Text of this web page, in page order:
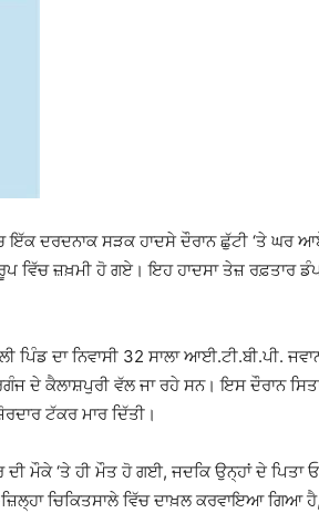
ਇੱਕ ਦਰਦਨਾਕ ਸੜਕ ਹਾਦਸੇ ਦੌਰਾਨ ਛੁੱਟੀ ‘ਤੇ ਘਰ
ਵਿੱਚ ਜ਼ਖ਼ਮੀ ਹੋ ਗਏ। ਇਹ ਹਾਦਸਾ ਤੇਜ਼ ਰਫ਼ਤਾਰ
ਪਿੰਡ ਦਾ ਨਿਵਾਸੀ 32 ਸਾਲਾ ਆਈ.ਟੀ.ਬੀ.ਪੀ.
ਦੇ ਕੈਲਾਸ਼ਪੁਰੀ ਵੱਲ ਜਾ ਰਹੇ ਸਨ। ਇਸ ਦੌਰਾਨ
ਟੱਕਰ ਮਾਰ ਦਿੱਤੀ।
ਮੌਕੇ ‘ਤੇ ਹੀ ਮੌਤ ਹੋ ਗਈ, ਜਦਕਿ ਉਨ੍ਹਾਂ ਦੇ ਪਿਤਾ
ਚਿਕਿਤਸਾਲੇ ਵਿੱਚ ਦਾਖ਼ਲ ਕਰਵਾਇਆ ਗਿਆ